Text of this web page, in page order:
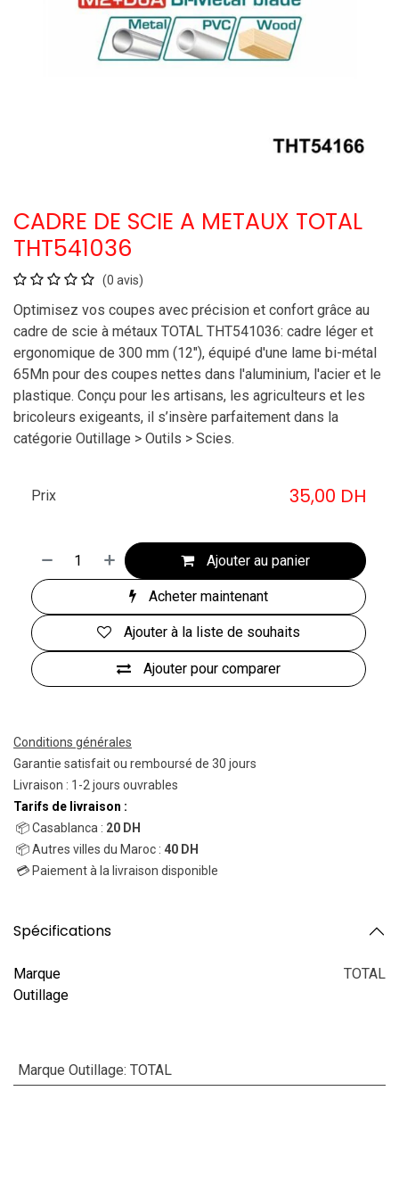
CADRE DE SCIE A METAUX TOTAL
THT541036
(0 avis)
Optimisez vos coupes avec précision et confort grâce au
cadre de scie à métaux TOTAL THT541036: cadre léger et
ergonomique de 300 mm (12"), équipé d'une lame bi-métal
65Mn pour des coupes nettes dans l'aluminium, l'acier et le
plastique. Conçu pour les artisans, les agriculteurs et les
bricoleurs exigeants, il s’insère parfaitement dans la
catégorie Outillage > Outils > Scies.
Ajouter au panier
Acheter maintenant
Ajouter pour comparer
Ajouter à la liste de souhaits
Prix 35,00 DH
Conditions générales
Garantie satisfait ou remboursé de 30 jours
Livraison : 1-2 jours ouvrables
Tarifs de livraison :
📦 Casablanca : 20 DH
📦 Autres villes du Maroc : 40 DH
💳 Paiement à la livraison disponible
Spécifications
Marque
Outillage
TOTAL
Marque Outillage: TOTAL